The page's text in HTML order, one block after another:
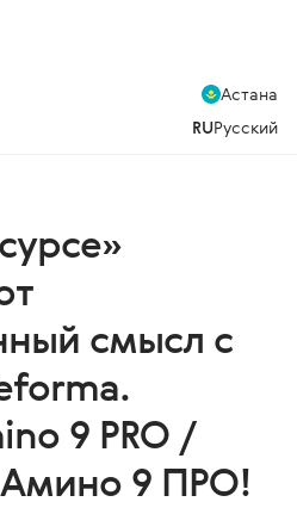
Астана
RUРусский
смысл с
9 PRO /
9 ПРО!